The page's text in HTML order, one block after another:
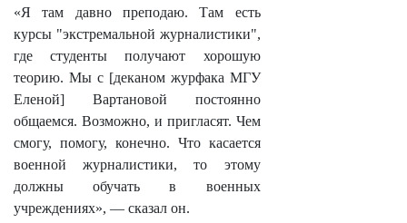
«Я там давно преподаю. Там есть
курсы "экстремальной журналистики",
где студенты получают хорошую
теорию. Мы с [деканом журфака МГУ
Еленой] Вартановой постоянно
общаемся. Возможно, и пригласят. Чем
смогу, помогу, конечно. Что касается
военной журналистики, то этому
должны обучать в военных
учреждениях», — сказал он.